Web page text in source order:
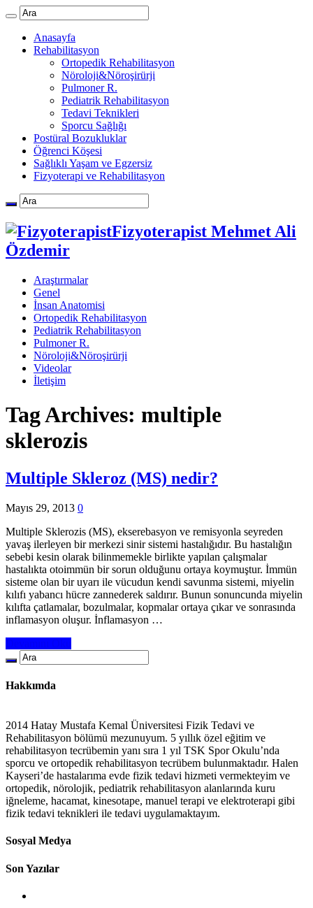
Anasayfa
Rehabilitasyon
Ortopedik Rehabilitasyon
Nöroloji&Nöroşirürji
Pulmoner R.
Pediatrik Rehabilitasyon
Tedavi Teknikleri
Sporcu Sağlığı
Postüral Bozukluklar
Öğrenci Köşesi
Sağlıklı Yaşam ve Egzersiz
Fizyoterapi ve Rehabilitasyon
Fizyoterapist Mehmet Ali
Özdemir
Araştırmalar
Genel
İnsan Anatomisi
Ortopedik Rehabilitasyon
Pediatrik Rehabilitasyon
Pulmoner R.
Nöroloji&Nöroşirürji
Videolar
İletişim
Tag Archives: multiple
sklerozis
Multiple Skleroz (MS) nedir?
Mayıs 29, 2013 0
Multiple Sklerozis (MS), ekserebasyon ve remisyonla seyreden
yavaş ilerleyen bir merkezi sinir sistemi hastalığıdır. Bu hastalığın
sebebi kesin olarak bilinmemekle birlikte yapılan çalışmalar
hastalıkta otoimmün bir sorun olduğunu ortaya koymuştur. İmmün
sisteme olan bir uyarı ile vücudun kendi savunma sistemi, miyelin
kılıfı yabancı hücre zannederek saldırır. Bunun sonuncunda miyelin
kılıfta çatlamalar, bozulmalar, kopmalar ortaya çıkar ve sonrasında
inflamasyon oluşur. İnflamasyon …
Hakkımda
2014 Hatay Mustafa Kemal Üniversitesi Fizik Tedavi ve
Rehabilitasyon bölümü mezunuyum. 5 yıllık özel eğitim ve
rehabilitasyon tecrübemin yanı sıra 1 yıl TSK Spor Okulu’nda
sporcu ve ortopedik rehabilitasyon tecrübem bulunmaktadır. Halen
Kayseri’de hastalarıma evde fizik tedavi hizmeti vermekteyim ve
ortopedik, nörolojik, pediatrik rehabilitasyon alanlarında kuru
iğneleme, hacamat, kinesotape, manuel terapi ve elektroterapi gibi
fizik tedavi teknikleri ile tedavi uygulamaktayım.
Sosyal Medya
Son Yazılar